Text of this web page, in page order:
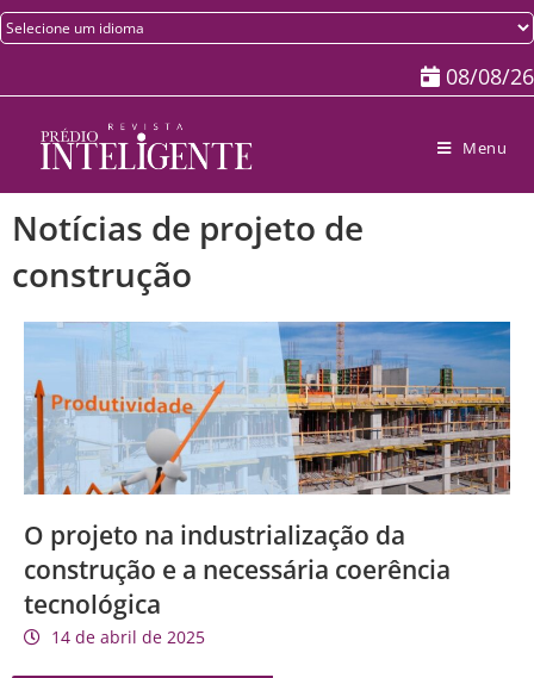
08/08/26
Menu
Notícias de projeto de
construção
O projeto na industrialização da
construção e a necessária coerência
tecnológica
14 de abril de 2025